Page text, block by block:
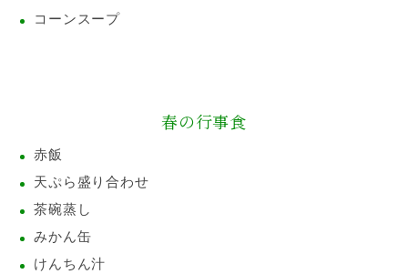
コーンスープ
春の行事食
赤飯
天ぷら盛り合わせ
茶碗蒸し
みかん缶
けんちん汁